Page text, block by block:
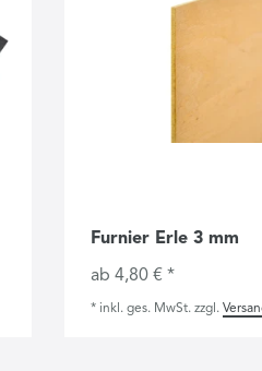
Furnier Erle 3 mm
ab 4,80 € *
* inkl. ges. MwSt.zzgl.